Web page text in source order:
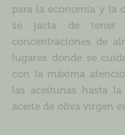
para la economía y la
se jacta de tener
concentraciones de
lugares donde se
con la máxima
las aceitunas hasta
aceite de oliva virgen